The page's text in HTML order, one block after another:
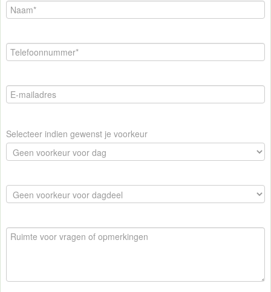
Selecteer indien gewenst je voorkeur